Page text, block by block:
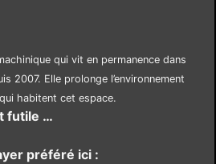
qui vit en permanence dans
2007. Elle prolonge l’environnement
habitent cet espace.
futile …
préféré ici :